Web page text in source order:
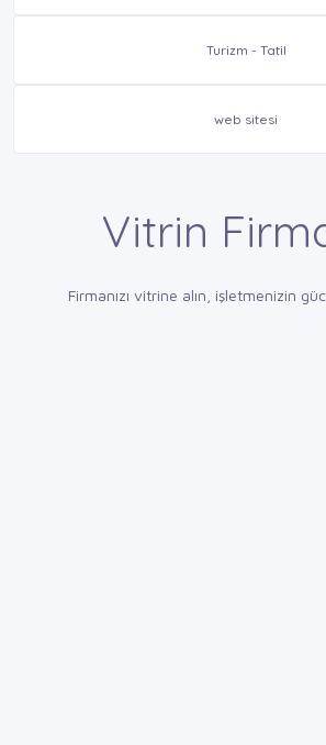
Turizm - Tatil
web sitesi
Vitrin
Firmanızı vitrine alın, işletmenizin